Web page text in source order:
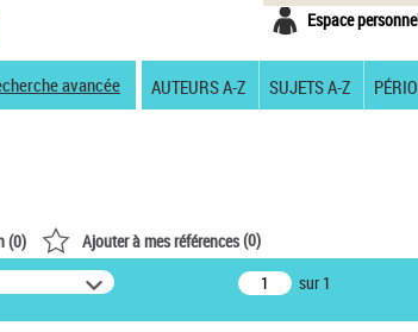
Espace
avancée AUTEURS A-Z SUJETS A-Z
(0) Ajouter à mes références(0)
sur 1